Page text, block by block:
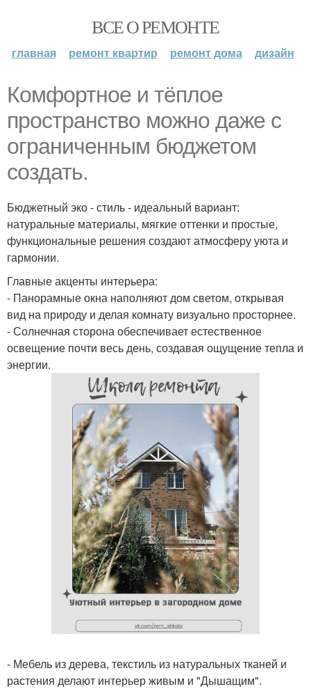
ВСЕ О РЕМОНТЕ
главная ремонт квартир ремонт дома дизайн
Комфортное и тёплое
пространство можно даже с
ограниченным бюджетом
создать.
Бюджетный эко - стиль - идеальный вариант:
натуральные материалы, мягкие оттенки и простые,
функциональные решения создают атмосферу уюта и
гармонии.
Главные акценты интерьера:
- Панорамные окна наполняют дом светом, открывая
вид на природу и делая комнату визуально просторнее.
- Солнечная сторона обеспечивает естественное
освещение почти весь день, создавая ощущение тепла и
энергии.
- Мебель из дерева, текстиль из натуральных тканей и
растения делают интерьер живым и "Дышащим".